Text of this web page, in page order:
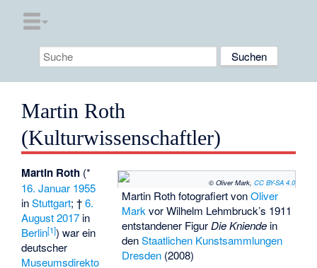
Martin Roth
(Kulturwissenschaftler)
© Oliver Mark, CC BY-SA 4.0
Martin Roth fotografiert vonOliver
Mark vor Wilhelm Lehmbruck’s 1911
entstandener FigurDie Kniendein
denStaatlichen Kunstsammlungen
Dresden(2008)
Martin Roth (*
16. Januar 1955
inStuttgart; †6.
August 2017 in
Berlin[1]) war ein
deutscher
Museumsdirekto